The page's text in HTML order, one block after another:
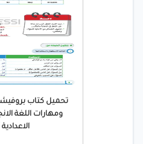
تحميل كتاب
ومهارات اللغة
الاعدادية PDF